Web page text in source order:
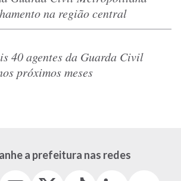
na região central
40 agentes da Guarda Civil
próximos meses
a prefeitura nas redes
Tiktok
LinkedIn